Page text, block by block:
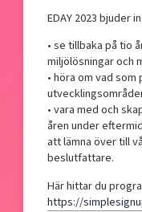
EDAY 2023 bjuder
• se tillbaka på tio
miljölösningar och
• höra om vad
• vara med och
åren under
att lämna över till
beslutfattare.
Här hittar du
https://